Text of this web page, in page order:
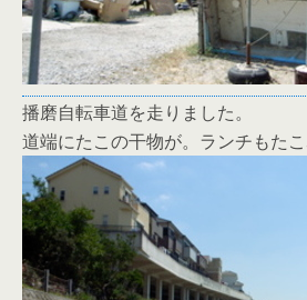
播磨自転車道を走りました。
道端にたこの干物が。ランチもたこ